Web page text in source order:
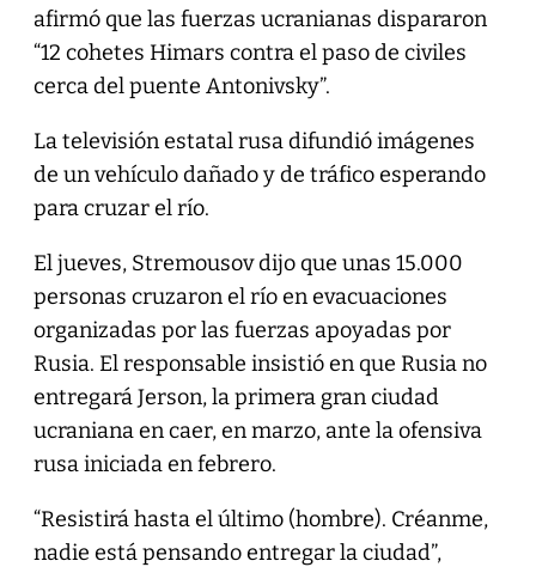
afirmó que las fuerzas ucranianas dispararon
“12 cohetes Himars contra el paso de civiles
cerca del puente Antonivsky”.
La televisión estatal rusa difundió imágenes
de un vehículo dañado y de tráfico esperando
para cruzar el río.
El jueves, Stremousov dijo que unas 15.000
personas cruzaron el río en evacuaciones
organizadas por las fuerzas apoyadas por
Rusia. El responsable insistió en que Rusia no
entregará Jerson, la primera gran ciudad
ucraniana en caer, en marzo, ante la ofensiva
rusa iniciada en febrero.
“Resistirá hasta el último (hombre). Créanme,
nadie está pensando entregar la ciudad”,